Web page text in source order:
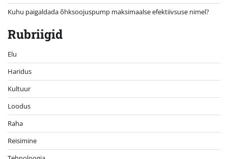
Kuhu paigaldada õhksoojuspump maksimaalse efektiivsuse nimel?
Rubriigid
Elu
Haridus
Kultuur
Loodus
Raha
Reisimine